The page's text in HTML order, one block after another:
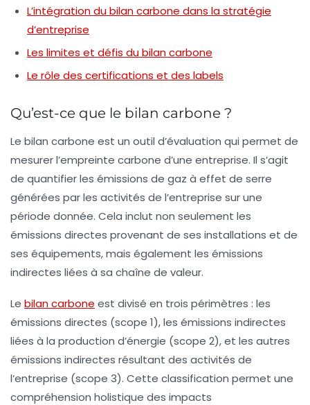
L’intégration du bilan carbone dans la stratégie
d’entreprise
Les limites et défis du bilan carbone
Le rôle des certifications et des labels
Qu’est-ce que le bilan carbone ?
Le bilan carbone est un outil d’évaluation qui permet de
mesurer l’empreinte carbone d’une entreprise. Il s’agit
de quantifier les émissions de gaz à effet de serre
générées par les activités de l’entreprise sur une
période donnée. Cela inclut non seulement les
émissions directes provenant de ses installations et de
ses équipements, mais également les émissions
indirectes liées à sa chaîne de valeur.
Le bilan carbone est divisé en trois périmètres : les
émissions directes (scope 1), les émissions indirectes
liées à la production d’énergie (scope 2), et les autres
émissions indirectes résultant des activités de
l’entreprise (scope 3). Cette classification permet une
compréhension holistique des impacts